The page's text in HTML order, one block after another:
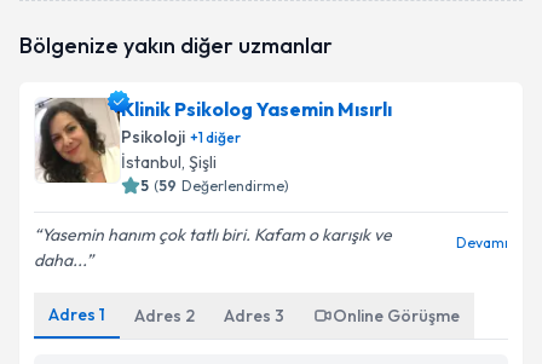
talebi oluşturun. Size bu uzmandan randevu almanız
bilgilendireceğiz.
E-posta Adresiniz
kapsamda işlenmesini kabul ediyorum.
Bölgenize yakın diğer uzmanlar
Klinik Psikolog Yasemin Mısırlı
Psikoloji +1diğer
İstanbul, Şişli
5 (59 Değerlendirme)
Yasemin hanım çok tatlı biri. Kafam o karışık ve
daha...
Devamı
Adres 1 Adres 2 Adres 3 Online Görüşme